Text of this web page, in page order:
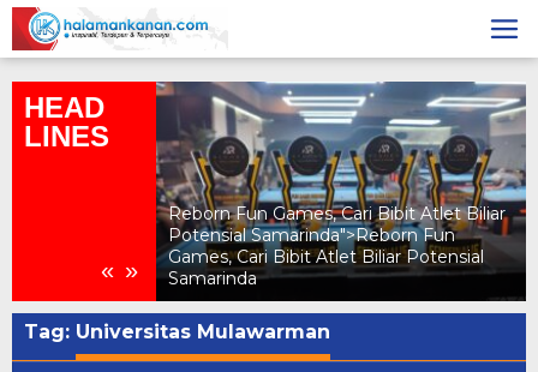
Skip
to
content
HEAD
LINES
« »
Reborn Fun Games, Cari Bibit Atlet Biliar
Potensial Samarinda">Reborn Fun
Games, Cari Bibit Atlet Biliar Potensial
Samarinda
Tag: Universitas Mulawarman